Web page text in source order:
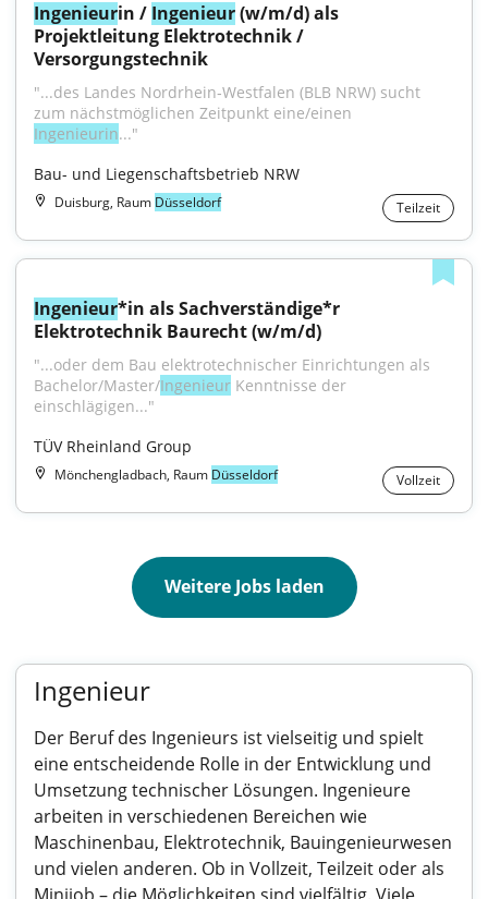
Ingenieurin / Ingenieur (w/m/d) als
Projektleitung Elektrotechnik /
Versorgungstechnik
"...des Landes Nordrhein‑Westfalen (BLB NRW) sucht
Ingenieurin..."
Bau- und Liegenschaftsbetrieb NRW
Duisburg, Raum Düsseldorf Teilzeit
Ingenieur*in als Sachverständige*r
Elektrotechnik Baurecht (w/m/d)
"...oder dem Bau elektrotechnischer Einrichtungen als
Bachelor/Master/Ingenieur Kenntnisse der
einschlägigen..."
TÜV Rheinland Group
Mönchengladbach, Raum Düsseldorf Vollzeit
Weitere Jobs laden
Ingenieur
Der Beruf des Ingenieurs ist vielseitig und spielt
eine entscheidende Rolle in der Entwicklung und
Umsetzung technischer Lösungen. Ingenieure
arbeiten in verschiedenen Bereichen wie
Maschinenbau, Elektrotechnik, Bauingenieurwesen
und vielen anderen. Ob in Vollzeit, Teilzeit oder als